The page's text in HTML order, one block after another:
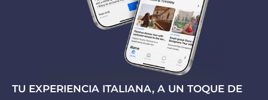
TU EXPERIENCIA ITALIANA, A UN TOQUE DE